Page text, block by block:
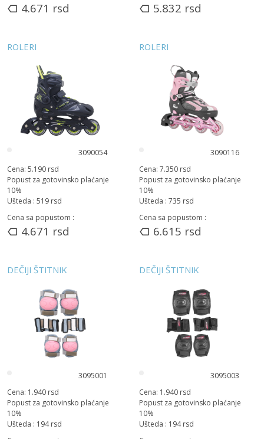
4.671 rsd 5.832 rsd
ROLERI
3090054
Cena: 5.190 rsd
Popust za gotovinsko plaćanje
10%
Ušteda : 519 rsd
Cena sa popustom :
4.671 rsd
ROLERI
3090116
Cena: 7.350 rsd
Popust za gotovinsko plaćanje
10%
Ušteda : 735 rsd
Cena sa popustom :
6.615 rsd
DEČIJI ŠTITNIK
3095001
Cena: 1.940 rsd
Popust za gotovinsko plaćanje
10%
Ušteda : 194rsd
DEČIJI ŠTITNIK
3095003
Cena: 1.940 rsd
Popust za gotovinsko plaćanje
10%
Ušteda : 194rsd